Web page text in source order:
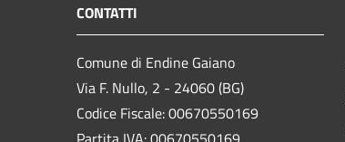
CONTATTI
Comune di Endine Gaiano
Via F. Nullo, 2 - 24060 (BG)
Codice Fiscale: 00670550169